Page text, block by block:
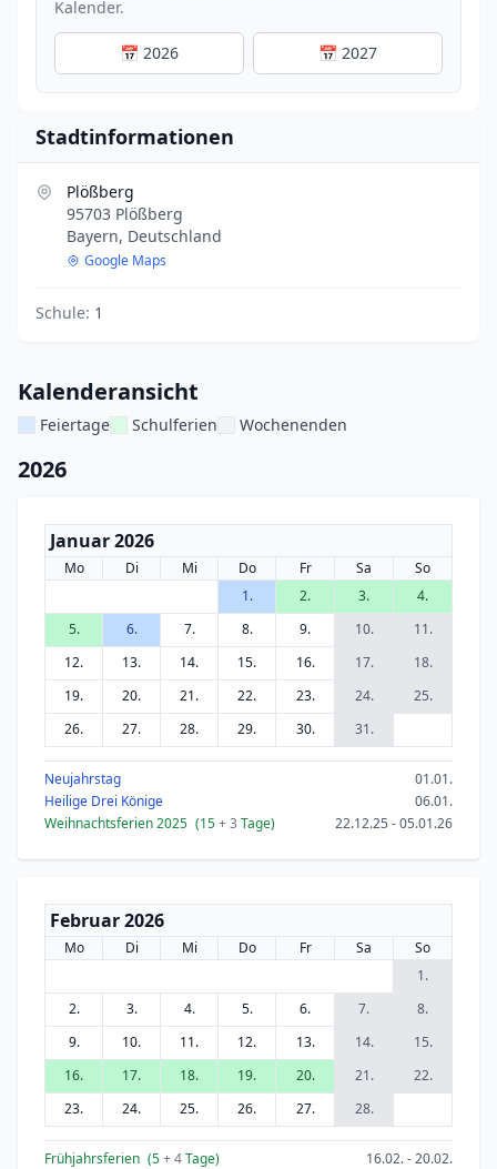
Kalender.
📅 2026 📅 2027
Stadtinformationen
Plößberg
95703 Plößberg
Bayern, Deutschland
Google Maps
Schule: 1
Kalenderansicht
Feiertage Schulferien Wochenenden
2026
Januar 2026
Mo Di Mi Do Fr Sa
So
1.
2. 3.
4.
5.
6. 7. 8. 9. 10.
11.
12.
13. 14. 15. 16. 17.
18.
19.
20. 21. 22. 23. 24.
25.
26.
27. 28. 29. 30. 31.
Neujahrstag
01.01.
Heilige Drei Könige
06.01.
Weihnachtsferien 2025 (15+ 3 Tage) 22.12.25 - 05.01.26
Februar 2026
Mo Di Mi Do Fr Sa
So
1.
2.
3. 4. 5. 6. 7.
8.
9.
10. 11. 12. 13. 14.
15.
16.
17. 18. 19. 20. 21.
22.
23.
24. 25. 26. 27. 28.
Frühjahrsferien (5+ 4Tage) 16.02. - 20.02.